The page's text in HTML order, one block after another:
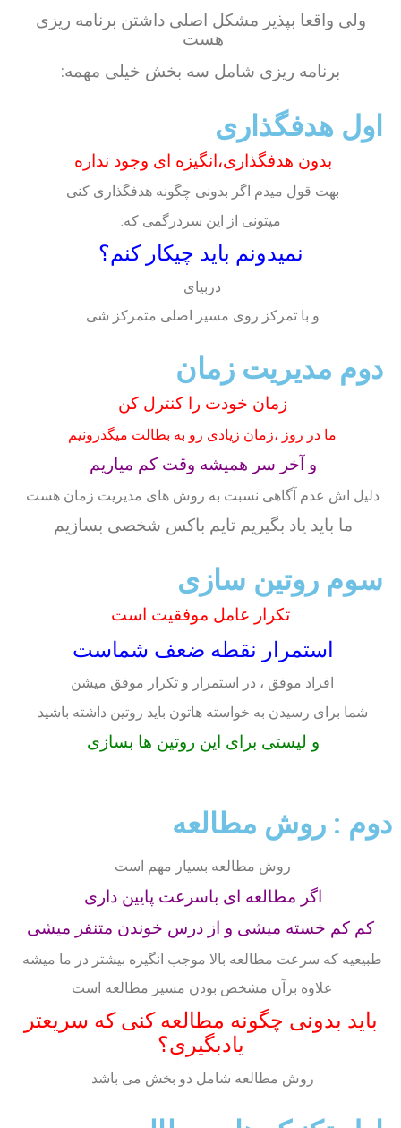
ولی واقعا بپذیر مشکل اصلی داشتن برنامه ریزی
هست
برنامه ریزی شامل سه بخش خیلی مهمه:
اول هدفگذاری
بدون هدفگذاری،انگیزه ای وجود نداره
بهت قول میدم اگر بدونی چگونه هدفگذاری کنی
میتونی از این سردرگمی که:
نمیدونم باید چیکار کنم؟
دربیای
و با تمرکز روی مسیر اصلی متمرکز شی
دوم مدیریت زمان
زمان خودت را کنترل کن
ما در روز ،زمان زیادی رو به بطالت میگذرونیم
و آخر سر همیشه وقت کم میاریم
دلیل اش عدم آگاهی نسبت به روش های مدیریت زمان هست
ما باید یاد بگیریم تایم باکس شخصی بسازیم
سوم روتین سازی
تکرار عامل موفقیت است
استمرار نقطه ضعف شماست
افراد موفق ، در استمرار و تکرار موفق میشن
شما برای رسیدن به خواسته هاتون باید روتین داشته باشید
و لیستی برای این روتین ها بسازی
دوم : روش مطالعه
روش مطالعه بسیار مهم است
اگر مطالعه ای باسرعت پایین داری
کم کم خسته میشی و از درس خوندن متنفر میشی
طبیعیه که سرعت مطالعه بالا موجب انگیزه بیشتر در ما میشه
علاوه برآن مشخص بودن مسیر مطالعه است
باید بدونی چگونه مطالعه کنی که سریعتر
یادبگیری؟
روش مطالعه شامل دو بخش می باشد